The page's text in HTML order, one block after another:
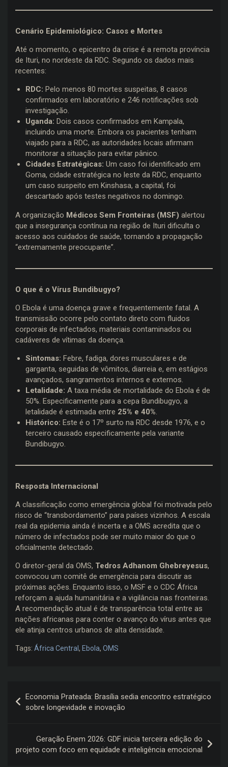
Cenário Epidemiológico: Casos e Mortes
Até o momento, o epicentro da crise é a remota província
de Ituri, no nordeste da RDC. Segundo os dados mais
recentes:
RDC: Pelo menos 80 mortes suspeitas, 8 casos
confirmados em laboratório e 246 notificações sob
investigação.
Uganda: Dois casos confirmados em Kampala,
incluindo uma morte. Embora os pacientes tenham
viajado para a RDC, as autoridades locais afirmam
monitorar a situação para evitar pânico.
Cidades Estratégicas: Um caso foi identificado em
Goma, cidade estratégica no leste da RDC, enquanto
um caso suspeito em Kinshasa, a capital, foi
descartado após testes negativos no domingo.
A organização Médicos Sem Fronteiras (MSF) alertou
que a insegurança contínua na região de Ituri dificulta o
acesso aos cuidados de saúde, tornando a propagação
“extremamente preocupante”.
O que é o Vírus Bundibugyo?
O Ebola é uma doença grave e frequentemente fatal. A
transmissão ocorre pelo contato direto com fluidos
corporais de infectados, materiais contaminados ou
cadáveres de vítimas da doença.
Sintomas: Febre, fadiga, dores musculares e de
garganta, seguidas de vômitos, diarreia e, em estágios
avançados, sangramentos internos e externos.
Letalidade: A taxa média de mortalidade do Ebola é de
50%. Especificamente para a cepa Bundibugyo, a
letalidade é estimada entre 25% e 40%.
Histórico: Este é o 17º surto na RDC desde 1976, e o
terceiro causado especificamente pela variante
Bundibugyo.
Resposta Internacional
A classificação como emergência global foi motivada pelo
risco de “transbordamento” para países vizinhos. A escala
real da epidemia ainda é incerta e a OMS acredita que o
número de infectados pode ser muito maior do que o
oficialmente detectado.
O diretor-geral da OMS, Tedros Adhanom Ghebreyesus,
convocou um comitê de emergência para discutir as
próximas ações. Enquanto isso, o MSF e o CDC África
reforçam a ajuda humanitária e a vigilância nas fronteiras.
A recomendação atual é de transparência total entre as
nações africanas para conter o avanço do vírus antes que
ele atinja centros urbanos de alta densidade.
Tags: África Central , Ebola, OMS
de
Economia Prateada: Brasília sedia encontro estratégico
sobre longevidade e inovação
Geração Enem 2026: GDF inicia terceira edição do
projeto com foco em equidade e inteligência emocional